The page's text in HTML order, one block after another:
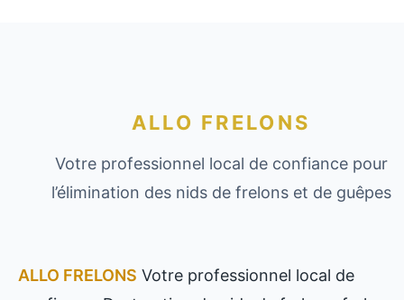
ALLO FRELONS
Votre professionnel local de confiance pour
l’élimination des nids de frelons et de guêpes
ALLO FRELONS Votre professionnel local de